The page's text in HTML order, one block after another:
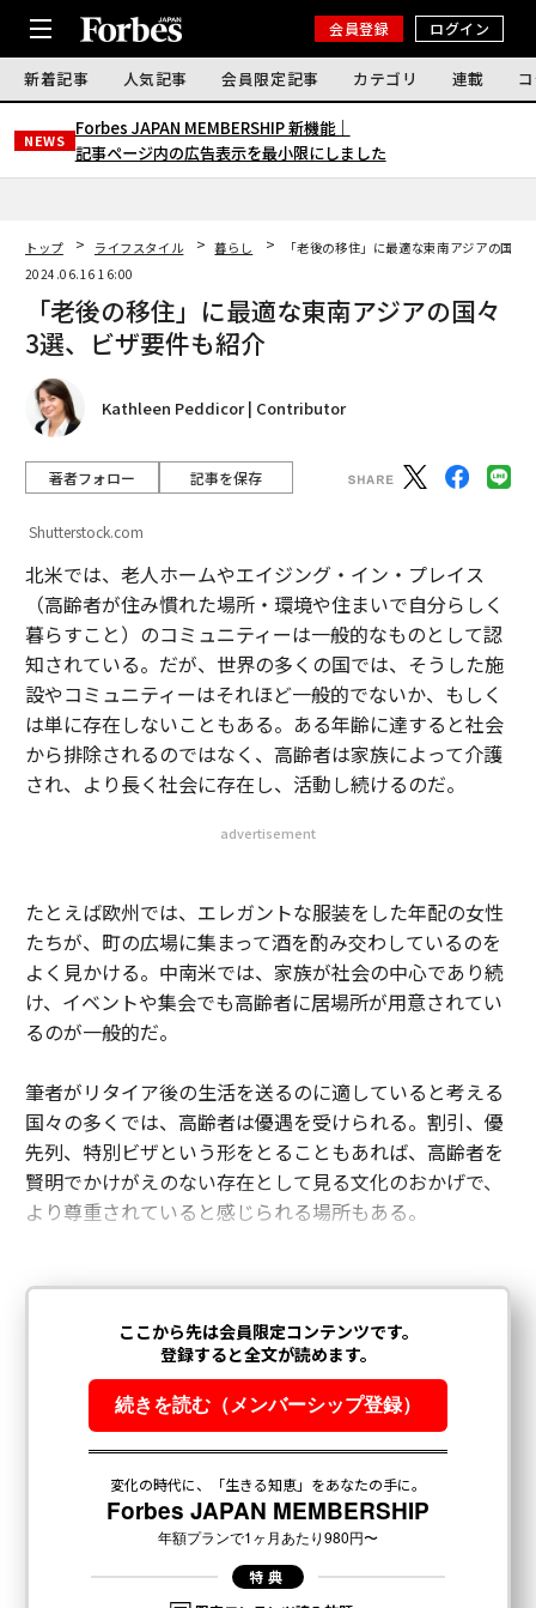
会員登録 ログイン
新着記事 人気記事 会員限定記事 カテゴリ 連載
NEWS
Forbes JAPAN MEMBERSHIP 新機能｜
記事ページ内の広告表示を最小限にしました
トップ ライフスタイル 暮らし
「老後の移住」に最適な東南アジアの国々
2024.06.16 16:00
「老後の移住」に最適な東南アジアの国々
3選、ビザ要件も紹介
Kathleen Peddicor | Contributor
著者フォロー 記事を保存
Shutterstock.com
北米では、老人ホームやエイジング・イン・プレイス
（高齢者が住み慣れた場所・環境や住まいで自分らしく
暮らすこと）のコミュニティーは一般的なものとして認
知されている。だが、世界の多くの国では、そうした施
設やコミュニティーはそれほど一般的でないか、もしく
は単に存在しないこともある。ある年齢に達すると社会
から排除されるのではなく、高齢者は家族によって介護
され、より長く社会に存在し、活動し続けるのだ。
advertisement
たとえば欧州では、エレガントな服装をした年配の女性
たちが、町の広場に集まって酒を酌み交わしているのを
よく見かける。中南米では、家族が社会の中心であり続
け、イベントや集会でも高齢者に居場所が用意されてい
るのが一般的だ。
筆者がリタイア後の生活を送るのに適していると考える
国々の多くでは、高齢者は優遇を受けられる。割引、優
先列、特別ビザという形をとることもあれば、高齢者を
賢明でかけがえのない存在として見る文化のおかげで、
より尊重されていると感じられる場所もある。